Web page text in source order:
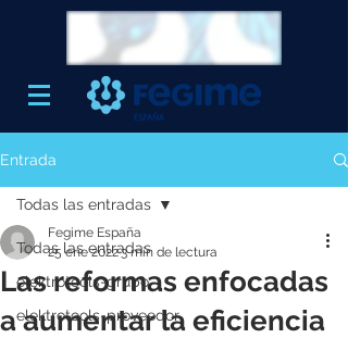
Entrada
Todas las entradas
elektrotools-grupo
elektrotools-proveedor
Todas las entradas
Las reformas enfocadas
a aumentar la eficiencia
Fegime España
25 ene 20223 min de lectura